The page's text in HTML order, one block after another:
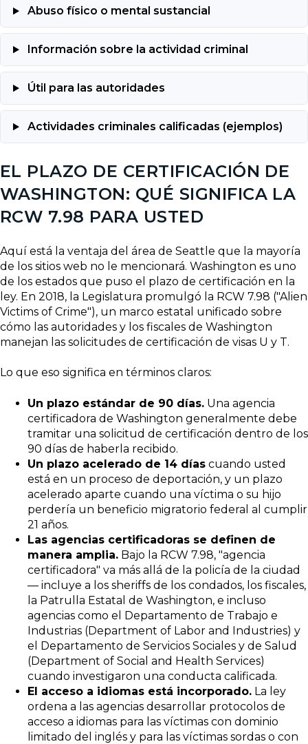
Abuso físico o mental sustancial
Información sobre la actividad criminal
Útil para las autoridades
Actividades criminales calificadas (ejemplos)
EL PLAZO DE CERTIFICACIÓN DE
WASHINGTON: QUÉ SIGNIFICA LA
RCW 7.98 PARA USTED
Aquí está la ventaja del área de Seattle que la mayoría
de los sitios web no le mencionará. Washington es uno
de los estados que puso el plazo de certificación en la
ley. En 2018, la Legislatura promulgó la RCW 7.98 ("Alien
Victims of Crime"), un marco estatal unificado sobre
cómo las autoridades y los fiscales de Washington
manejan las solicitudes de certificación de visas U y T.
Lo que eso significa en términos claros:
Un plazo estándar de 90 días. Una agencia
certificadora de Washington generalmente debe
tramitar una solicitud de certificación dentro de los
90 días de haberla recibido.
Un plazo acelerado de 14 días cuando usted
está en un proceso de deportación, y un plazo
acelerado aparte cuando una víctima o su hijo
perdería un beneficio migratorio federal al cumplir
21 años.
Las agencias certificadoras se definen de
manera amplia. Bajo la RCW 7.98, "agencia
certificadora" va más allá de la policía de la ciudad
— incluye a los sheriffs de los condados, los fiscales,
la Patrulla Estatal de Washington, e incluso
agencias como el Departamento de Trabajo e
Industrias (Department of Labor and Industries) y
el Departamento de Servicios Sociales y de Salud
(Department of Social and Health Services)
cuando investigaron una conducta calificada.
El acceso a idiomas está incorporado. La ley
ordena a las agencias desarrollar protocolos de
acceso a idiomas para las víctimas con dominio
limitado del inglés y para las víctimas sordas o con